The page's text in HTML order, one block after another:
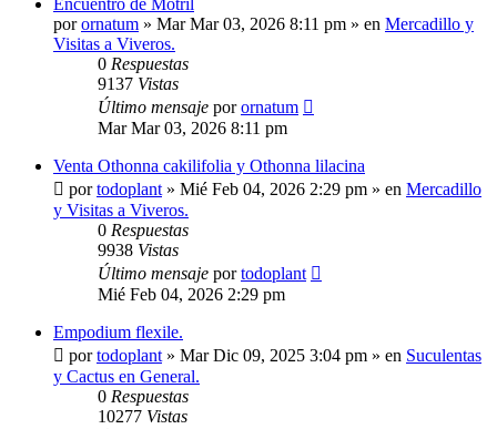
Encuentro de Motril
porornatum » Mar Mar 03, 2026 8:11 pm » en Mercadillo y
Visitas a Viveros.
0 Respuestas
9137 Vistas
Último mensaje porornatum
Mar Mar 03, 2026 8:11 pm
Venta Othonna cakilifolia y Othonna lilacina
portodoplant » Mié Feb 04, 2026 2:29 pm » en Mercadillo
y Visitas a Viveros.
0 Respuestas
9938 Vistas
Último mensaje portodoplant
Mié Feb 04, 2026 2:29 pm
Empodium flexile.
portodoplant » Mar Dic 09, 2025 3:04 pm » en Suculentas
y Cactus en General.
0 Respuestas
10277 Vistas